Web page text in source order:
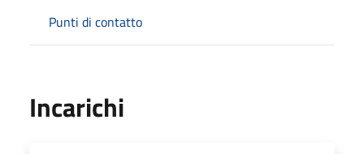
Punti di contatto
Incarichi